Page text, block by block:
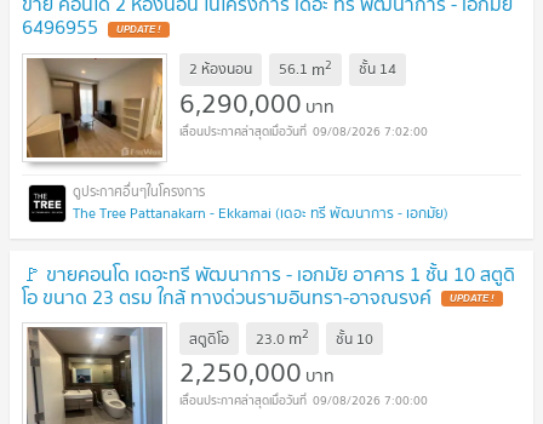
6496955 UPDATE !
2 ห้องนอน 56.1 m2 ชั้น 14
6,290,000 บาท
09/08/2026 7:02:00
The Tree Pattanakarn - Ekkamai (เดอะ ทรี พัฒนาการ - เอกมัย)
🚩 ขายคอนโด เดอะทรี พัฒนาการ - เอกมัย อาคาร 1 ชั้น 10 สตูดิ
โอ ขนาด 23 ตรม ใกล้ ทางด่วนรามอินทรา-อาจณรงค์ UPDATE !
สตูดิโอ 23.0 m2 ชั้น 10
2,250,000 บาท
09/08/2026 7:00:00